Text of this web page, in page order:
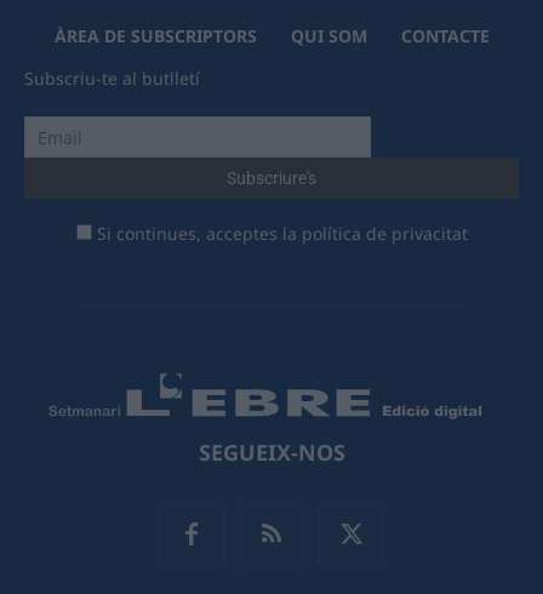
ÀREA DE SUBSCRIPTORS QUI SOM
CONTACTE
Subscriu-te al butlletí
Si continues, acceptes la política de privacitat
SEGUEIX-NOS